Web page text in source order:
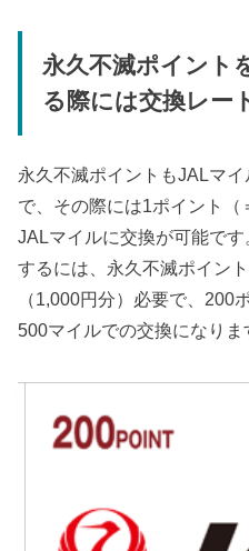
永久不滅ポイント
る際には交換レー
永久不滅ポイントもJALマ
で、その際には1ポイント
JALマイルに交換が可能で
するには、永久不滅ポイン
（1,000円分）必要で、200
500マイルでの交換になりま